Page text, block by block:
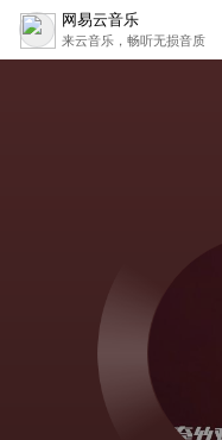
网易云音乐
来云音乐，畅听无损音质